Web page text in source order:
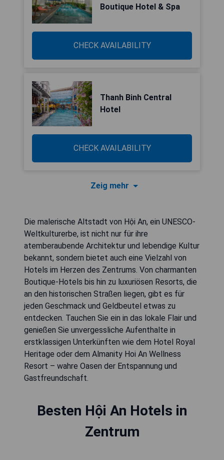
Boutique Hotel & Spa
CHECK AVAILABILITY
Thanh Binh Central
Hotel
CHECK AVAILABILITY
Zeig mehr
Die malerische Altstadt von Hội An, ein UNESCO-
Weltkulturerbe, ist nicht nur für ihre
atemberaubende Architektur und lebendige Kultur
bekannt, sondern bietet auch eine Vielzahl von
Hotels im Herzen des Zentrums. Von charmanten
Boutique-Hotels bis hin zu luxuriösen Resorts, die
an den historischen Straßen liegen, gibt es für
jeden Geschmack und Geldbeutel etwas zu
entdecken. Tauchen Sie ein in das lokale Flair und
genießen Sie unvergessliche Aufenthalte in
erstklassigen Unterkünften wie dem Hotel Royal
Heritage oder dem Almanity Hoi An Wellness
Resort – wahre Oasen der Entspannung und
Gastfreundschaft.
Besten Hội An Hotels in
Zentrum